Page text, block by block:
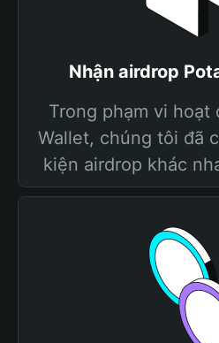
Nhận airdrop
Trong phạm vi hoạt
Wallet, chúng tôi đã
kiện airdrop khác